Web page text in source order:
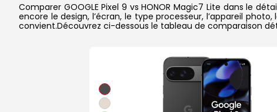
Comparer GOOGLE Pixel 9 vs HONOR Magic7 Lite dans le
encore le design, l’écran, le type processeur, l’appareil
convient.Découvrez ci-dessous le tableau de comparaison